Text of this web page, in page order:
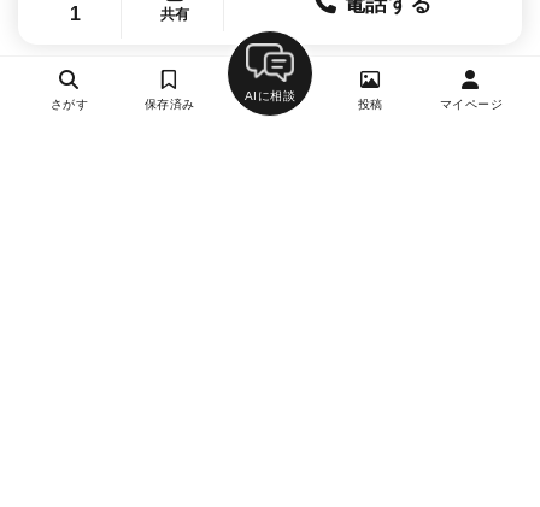
1 共有
さがす 保存済み
AIに相談
投稿 マイページ